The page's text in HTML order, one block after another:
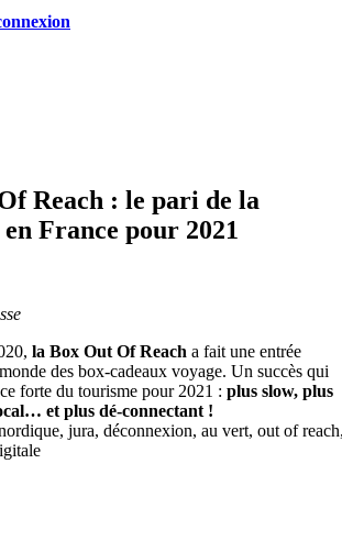
Reach : le pari de la
France pour 2021
la Box Out Of Reach a fait une entrée
des box-cadeaux voyage. Un succès qui
forte du tourisme pour 2021 : plus slow, plus
et plus dé-connectant !